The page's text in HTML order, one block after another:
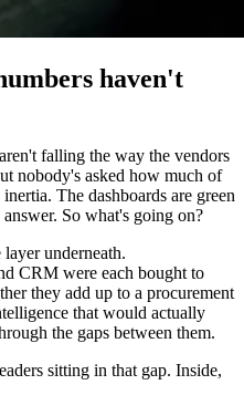
haven't
falling the way the vendors
nobody's asked how much of
The dashboards are green
So what's going on?
underneath.
CRM were each bought to
they add up to a procurement
that would actually
the gaps between them.
sitting in that gap. Inside,